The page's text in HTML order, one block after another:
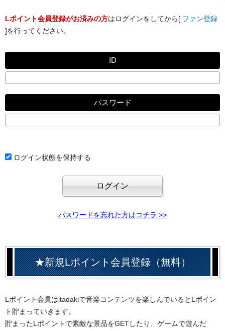
Lポイント会員登録がお済みの方はログインをしてから[ ファン登録
]を行ってください。
ID
パスワード
ログイン状態を保持する
パスワードを忘れた方はコチラ >>
★新規Lポイント会員登録（無料）
Lポイント会員はitadakiで音楽コンテンツを楽しんでいるとLポイン
ト貯まっていきます。
貯まったLポイントで素敵な景品をGETしたり、ゲームで遊んだ